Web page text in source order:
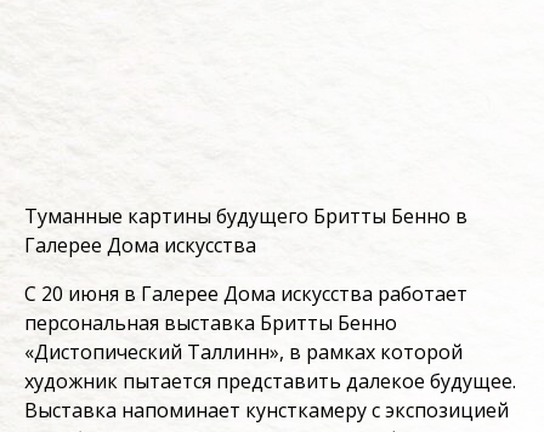
Туманные картины будущего Бритты Бенно в
Галерее Дома искусства
С 20 июня в Галерее Дома искусства работает
персональная выставка Бритты Бенно
«Дистопический Таллинн», в рамках которой
художник пытается представить далекое будущее.
Выставка напоминает кунсткамеру c экспозицией